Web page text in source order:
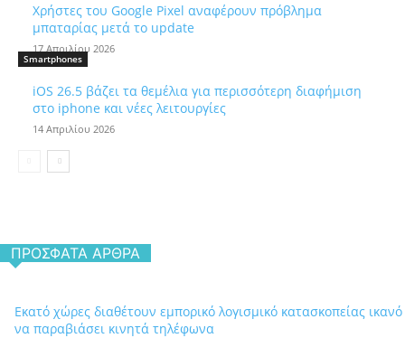
Χρήστες του Google Pixel αναφέρουν πρόβλημα
μπαταρίας μετά το update
17 Απριλίου 2026
Smartphones
iOS 26.5 βάζει τα θεμέλια για περισσότερη διαφήμιση
στο iphone και νέες λειτουργίες
14 Απριλίου 2026
ΠΡΌΣΦΑΤΑ ΆΡΘΡΑ
Εκατό χώρες διαθέτουν εμπορικό λογισμικό κατασκοπείας ικανό
να παραβιάσει κινητά τηλέφωνα